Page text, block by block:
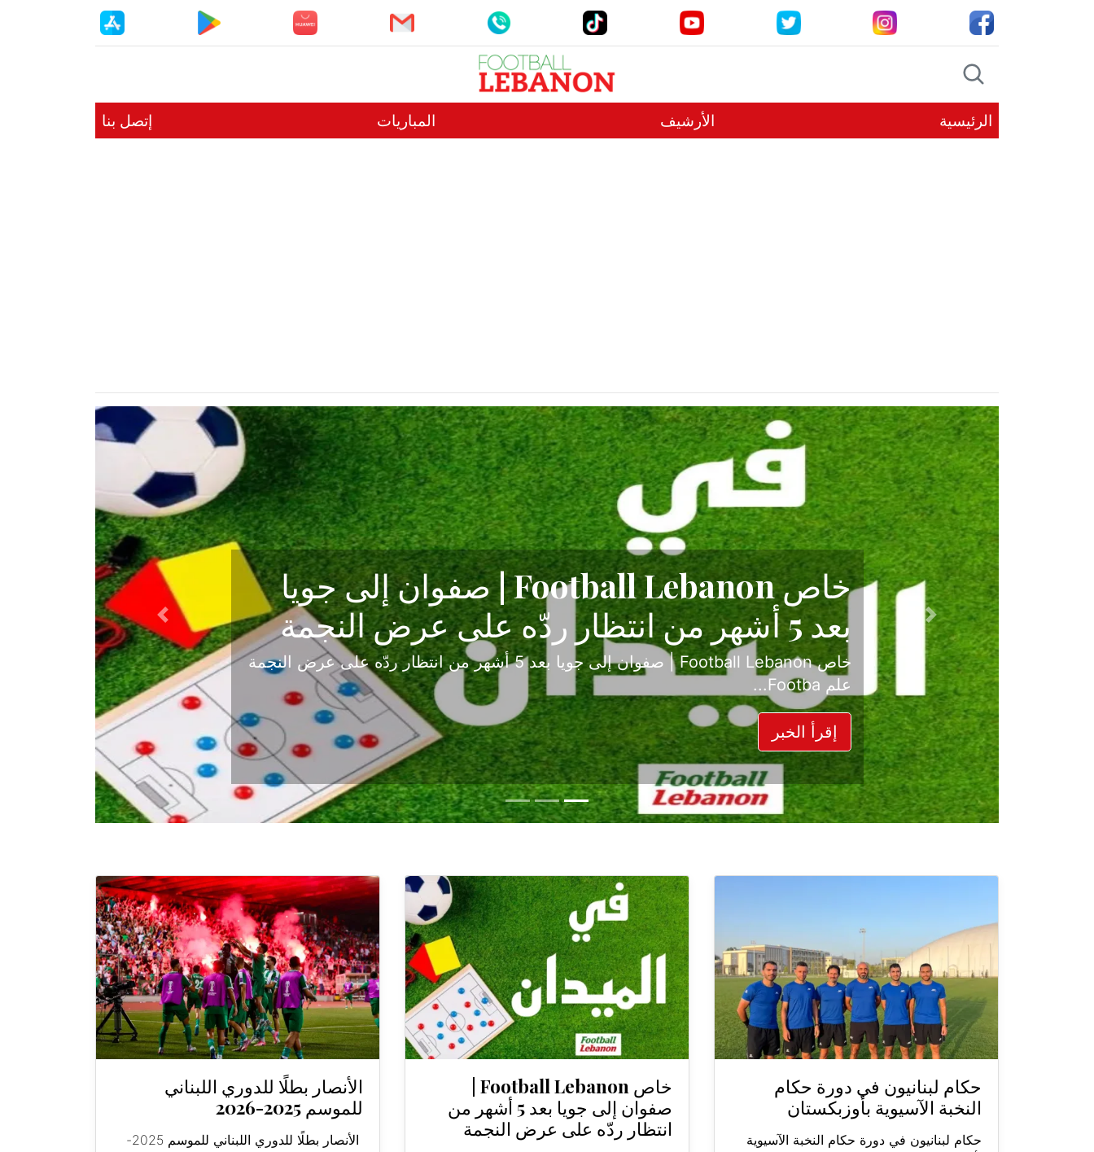
الرئيسية الأرشيف المباريات إتصل بنا
حكاية نجاح تبدأ من جبل محسن وتنتهي في
الدرجة الأولى
بعد موسم حافل بالإثارة والصراع في دوري الدرجة الثانية، نجح الإخاء الأهلي عاليه في
حسم ل...
إقرأ الخبر
Previous
Next
حكام لبنانيون في دورة حكام
النخبة الآسيوية بأوزبكستان
حكام لبنانيون في دورة حكام النخبة الآسيوية
صفوان إلى جويا بعد 5 أشهر من
انتظار ردّه على عرض النجمة
الأنصار بطلًا للدوري اللبناني
للموسم 2025-2026
الأنصار بطلًا للدوري اللبناني للموسم 2025-